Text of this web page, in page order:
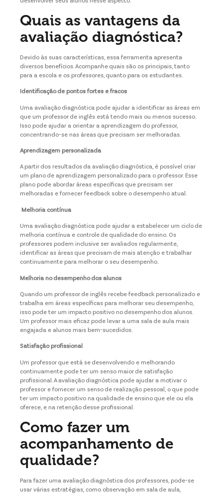
Quais as vantagens da
avaliação diagnóstica?
Devido às suas características, essa ferramenta apresenta
diversos benefícios. Acompanhe quais são os principais, tanto
para a escola e os professores, quanto para os estudantes.
Identificação de pontos fortes e fracos
Uma avaliação diagnóstica pode ajudar a identificar as áreas em
que um professor de inglês está tendo mais ou menos sucesso.
Isso pode ajudar a orientar a aprendizagem do professor,
concentrando-se nas áreas que precisam ser melhoradas.
Aprendizagem personalizada
A partir dos resultados da avaliação diagnóstica, é possível criar
um plano de aprendizagem personalizado para o professor. Esse
plano pode abordar áreas específicas que precisam ser
melhoradas e fornecer feedback sobre o desempenho atual.
Melhoria contínua
Uma avaliação diagnóstica pode ajudar a estabelecer um ciclo de
melhoria contínua e controle de qualidade do ensino. Os
professores podem inclusive ser avaliados regularmente,
identificar as áreas que precisam de mais atenção e trabalhar
continuamente para melhorar o seu desempenho.
Melhoria no desempenho dos alunos
Quando um professor de inglês recebe feedback personalizado e
trabalha em áreas específicas para melhorar seu desempenho,
isso pode ter um impacto positivo no desempenho dos alunos.
Um professor mais eficaz pode levar a uma sala de aula mais
engajada e alunos mais bem-sucedidos.
Satisfação profissional
Um professor que está se desenvolvendo e melhorando
continuamente pode ter um senso maior de satisfação
profissional. A avaliação diagnóstica pode ajudar a motivar o
professor e fornecer um senso de realização pessoal, o que pode
ter um impacto positivo na qualidade de ensino que ele ou ela
oferece, e na retenção desse profissional.
Como fazer um
acompanhamento de
qualidade?
Para fazer uma avaliação diagnóstica dos professores, pode-se
usar várias estratégias, como observação em sala de aula,